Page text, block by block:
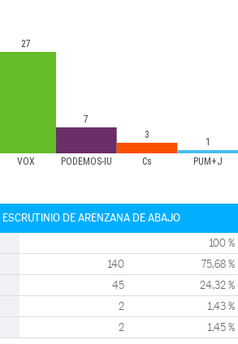
VOX PODEMOS-IU Cs PUM+J
27
7
3
1
ESCRUTINIO DE ARENZANA DE ABAJO
100 %
140 75,68 %
45 24,32 %
2 1,43 %
2 1,45 %